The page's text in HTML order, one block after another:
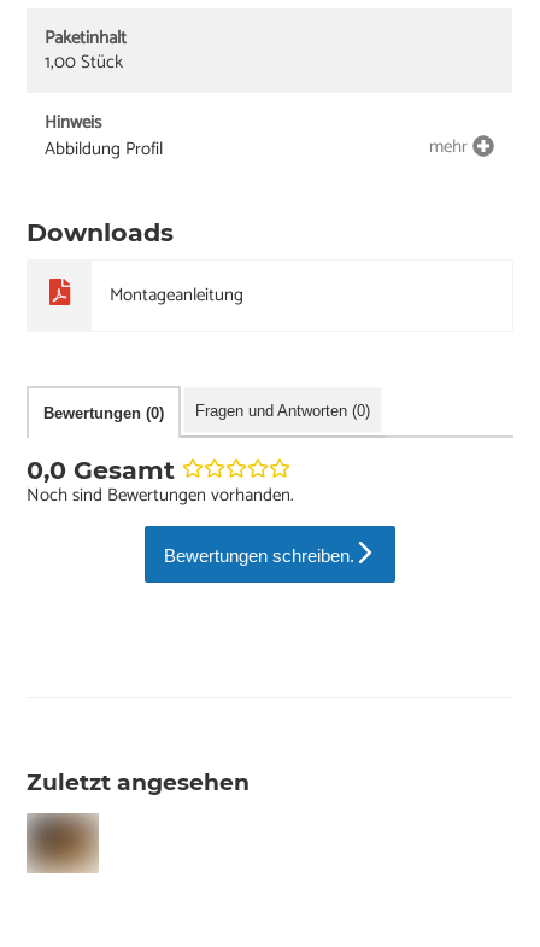
Paketinhalt
1,00 Stück
Hinweis
Abbildung Profil
mehr
Downloads
Montageanleitung
Bewertungen (0) Fragen und Antworten (0)
0,0 Gesamt
Noch sind Bewertungen vorhanden.
Bewertungen schreiben.
Zuletzt angesehen